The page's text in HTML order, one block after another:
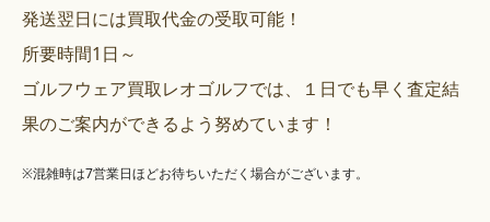
発送翌日には買取代金の受取可能！
所要時間1日～
ゴルフウェア買取レオゴルフでは、１日でも早く査定結
果のご案内ができるよう努めています！
※混雑時は7営業日ほどお待ちいただく場合がございます。